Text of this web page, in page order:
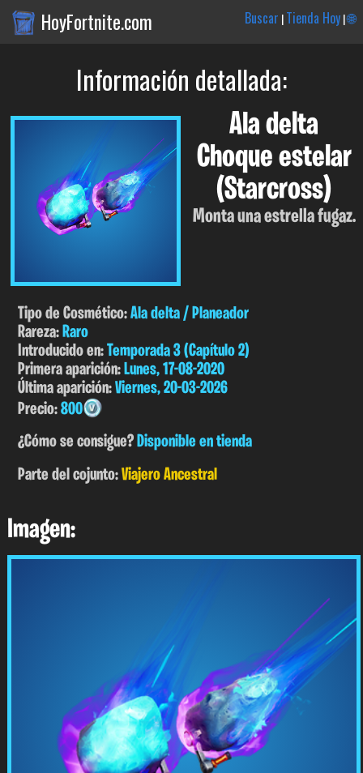
HoyFortnite.com Buscar |Tienda Hoy|🌐
Información detallada:
Ala delta
Choque estelar
(Starcross)
Monta una estrella fugaz.
Tipo de Cosmético:Ala delta / Planeador
Rareza:Raro
Introducido en:Temporada 3 (Capítulo 2)
Primera aparición:Lunes, 17-08-2020
Última aparición:Viernes, 20-03-2026
Precio:800
¿Cómo se consigue?Disponible en tienda
Parte del cojunto:Viajero Ancestral
Imagen: